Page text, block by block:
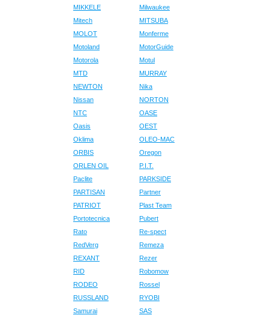
MIKKELE
Milwaukee
Mitech
MITSUBA
MOLOT
Monferme
Motoland
MotorGuide
Motorola
Motul
MTD
MURRAY
NEWTON
Nika
Nissan
NORTON
NTC
OASE
Oasis
OEST
Oklima
OLEO-MAC
ORBIS
Oregon
ORLEN OIL
P.I.T.
Paclite
PARKSIDE
PARTISAN
Partner
PATRIOT
Plast Team
Portotecnica
Pubert
Rato
Re-spect
RedVerg
Remeza
REXANT
Rezer
RID
Robomow
RODEO
Rossel
RUSSLAND
RYOBI
Samurai
SAS